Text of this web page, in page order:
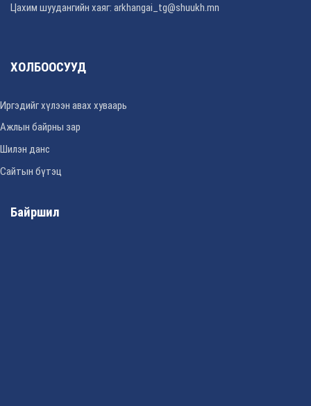
Цахим шуудангийн хаяг: arkhangai_tg@shuukh.mn
ХОЛБООСУУД
Иргэдийг хүлээн авах хуваарь
Ажлын байрны зар
Шилэн данс
Сайтын бүтэц
Байршил